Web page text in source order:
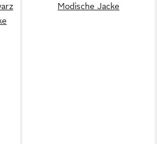
Modische Jacke